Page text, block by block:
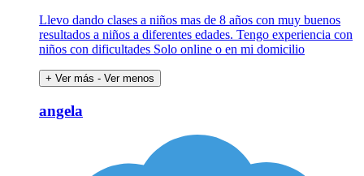
Llevo dando clases a niños mas de 8 años con muy buenos
resultados a niños a diferentes edades. Tengo experiencia con
niños con dificultades Solo online o en mi domicilio
+ Ver más - Ver menos
angela